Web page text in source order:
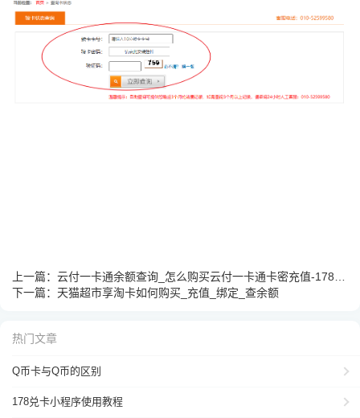
上一篇： 云付一卡通余额查询_怎么购买云付一卡通卡密充值-178兑卡
下一篇： 天猫超市享淘卡如何购买_充值_绑定_查余额
热门文章
Q币卡与Q币的区别
178兑卡小程序使用教程